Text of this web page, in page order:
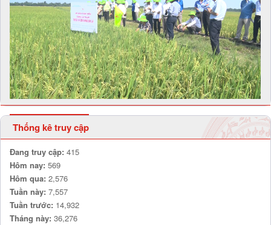
Thống kê truy cập
Đang truy cập: 415
Hôm nay: 569
Hôm qua: 2,576
Tuần này: 7,557
Tuần trước: 14,932
Tháng này: 36,276